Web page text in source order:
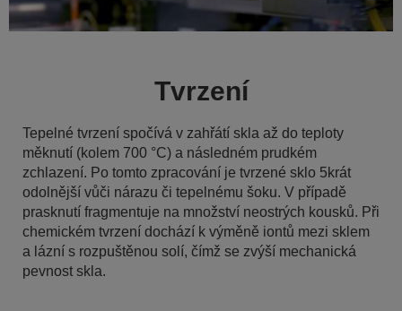
Tvrzení
Tepelné tvrzení spočívá v zahřátí skla až do teploty
měknutí (kolem 700 °C) a následném prudkém
zchlazení. Po tomto zpracování je tvrzené sklo 5krát
odolnější vůči nárazu či tepelnému šoku. V případě
prasknutí fragmentuje na množství neostrých kousků. Při
chemickém tvrzení dochází k výměně iontů mezi sklem
a lázní s rozpuštěnou solí, čímž se zvýší mechanická
pevnost skla.